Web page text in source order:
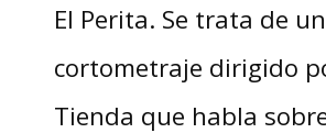
El Perita. Se trata de un
cortometraje dirigido
Tienda que habla